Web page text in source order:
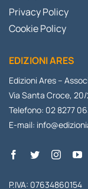
Privacy Policy
Cookie Policy
EDIZIONI ARES
Edizioni Ares –
Via Santa Croce,
Telefono: 02 8277
E-mail:
P.IVA: 07634860154